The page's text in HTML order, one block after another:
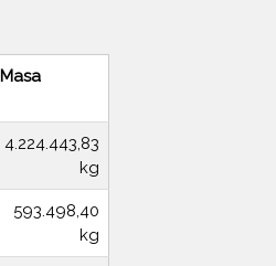
Masa
4.224.443,83
kg
593.498,40
kg